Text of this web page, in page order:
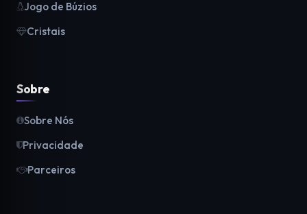
Jogo de Búzios
Cristais
Sobre
Sobre Nós
Privacidade
Parceiros